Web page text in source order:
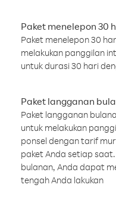
Paket menelepon 30
Paket menelepon 30
melakukan panggilan
untuk durasi 30 hari
Paket langganan
Paket langganan
untuk melakukan
ponsel dengan tarif
paket Anda setiap
bulanan, Anda dapat
tengah Anda lakukan